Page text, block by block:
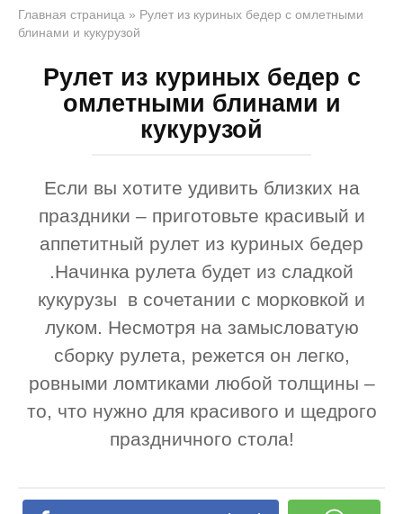
Главная страница » Рулет из куриных бедер c омлетными
блинами и кукурузой
Рулет из куриных бедер c
омлетными блинами и
кукурузой
Если вы хотите удивить близких на
праздники – приготовьте красивый и
аппетитный рулет из куриных бедер
.Начинка рулета будет из сладкой
кукурузы в сочетании с морковкой и
луком. Несмотря на замысловатую
сборку рулета, режется он легко,
ровными ломтиками любой толщины –
то, что нужно для красивого и щедрого
праздничного стола!